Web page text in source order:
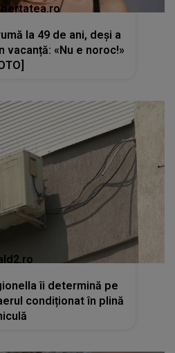
la 49 de ani, deși a
«Nu e noroc!»
îi determină pe
condiționat în plină